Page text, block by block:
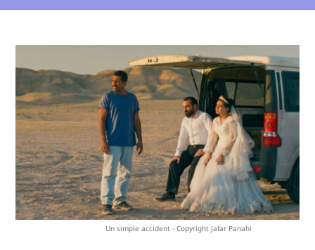
Un simple accident - Copyright Jafar Panahi